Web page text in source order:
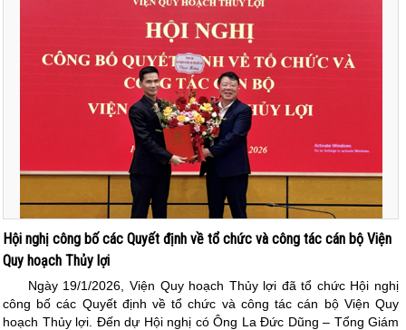
Hội nghị công bố các Quyết định về tổ chức và công tác cán bộ Viện
Quy hoạch Thủy lợi
Ngày 19/1/2026, Viện Quy hoạch Thủy lợi đã tổ chức Hội nghị
công bố các Quyết định về tổ chức và công tác cán bộ Viện Quy
hoạch Thủy lợi. Đến dự Hội nghị có Ông La Đức Dũng – Tổng Giám